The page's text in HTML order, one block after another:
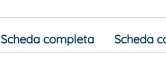
Scheda completa Scheda